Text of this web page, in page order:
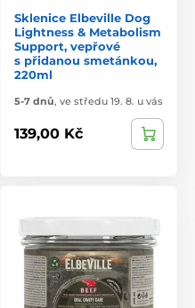
Sklenice Elbeville Dog
Lightness & Metabolism
Support, vepřové
s přidanou smetánkou,
220ml
5-7 dnů, ve středu 19. 8. u vás
139,00 Kč